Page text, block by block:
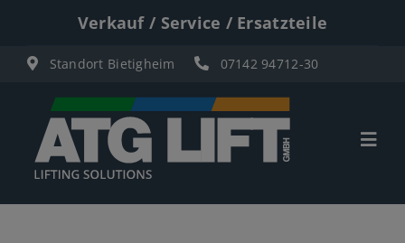
springen
Verkauf / Service / Ersatzteile
Standort Bietigheim 07142 94712-30